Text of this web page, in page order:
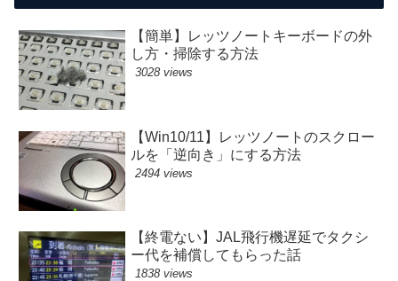
【簡単】レッツノートキーボードの外
し方・掃除する方法
3028 views
【Win10/11】レッツノートのスクロー
ルを「逆向き」にする方法
2494 views
【終電ない】JAL飛行機遅延でタクシ
ー代を補償してもらった話
1838 views